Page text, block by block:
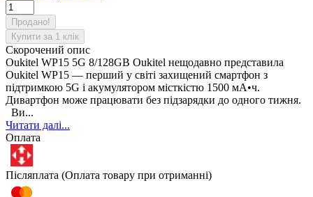
Продано!
Купити за 1 клiк
Скорочений опис
Oukitel WP15 5G 8/128GB Oukitel нещодавно представила
Oukitel WP15 — перший у світі захищений смартфон з
підтримкою 5G і акумулятором місткістю 1500 мА•ч.
Дивартфон може працювати без підзарядки до одного тижня.
Ви...
Читати далі...
Оплата
Післяплата (Оплата товару при отриманні)